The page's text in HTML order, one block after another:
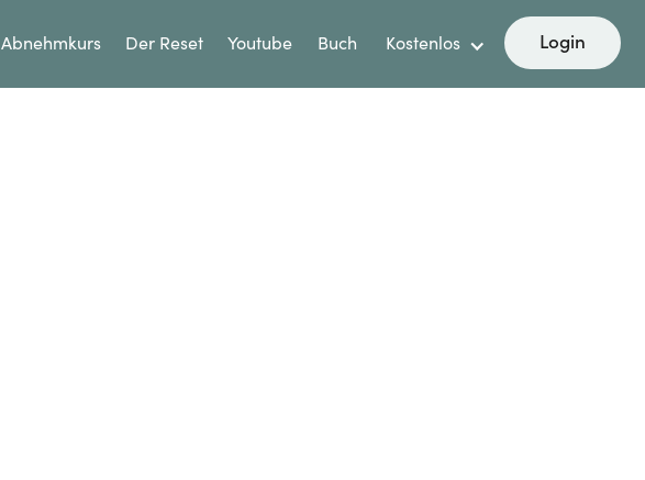
Abnehmkurs Der Reset Youtube Buch Kostenlos Login